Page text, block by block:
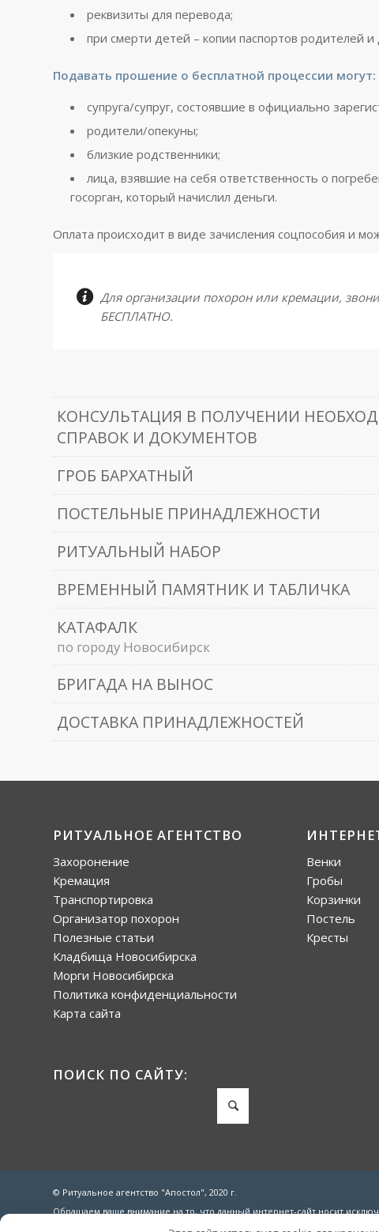
реквизиты для перевода;
при смерти детей – копии паспортов родителей
Подавать прошение о бесплатной процессии могут:
супруга/супруг, состоявшие в официально
родители/опекуны;
близкие родственники;
лица, взявшие на себя ответственность о
госорган, который начислил деньги.
Оплата происходит в виде зачисления соцпособия и
Для организации похорон или кремации,
БЕСПЛАТНО.
КОНСУЛЬТАЦИЯ В ПОЛУЧЕНИИ
СПРАВОК И ДОКУМЕНТОВ
ГРОБ БАРХАТНЫЙ
ПОСТЕЛЬНЫЕ ПРИНАДЛЕЖНОСТИ
РИТУАЛЬНЫЙ НАБОР
ВРЕМЕННЫЙ ПАМЯТНИК И ТАБЛИЧКА
КАТАФАЛК
по городу Новосибирск
БРИГАДА НА ВЫНОС
ДОСТАВКА ПРИНАДЛЕЖНОСТЕЙ
РИТУАЛЬНОЕ АГЕНТСТВО
Захоронение
Кремация
Транспортировка
Организатор похорон
Полезные статьи
Кладбища Новосибирска
Морги Новосибирска
Политика конфиденциальности
Карта сайта
ПОИСК ПО САЙТУ:
Венки
Гробы
Корзинки
Постель
Кресты
© Ритуальное агентство "Апостол", 2020 г.
Обращаем ваше внимание на то, что данный интернет-сайт носит